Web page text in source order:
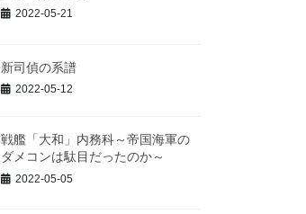
2022-05-21
新司偵の系譜
2022-05-12
戦艦「大和」内務科～帝国海軍の
ダメコンは駄目だったのか～
2022-05-05